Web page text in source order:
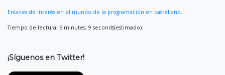
Enlaces de interés en el mundo de la programación en castellano.
Tiempo de lectura: 6 minutes, 9 seconds(estimado).
¡Síguenos en Twitter!